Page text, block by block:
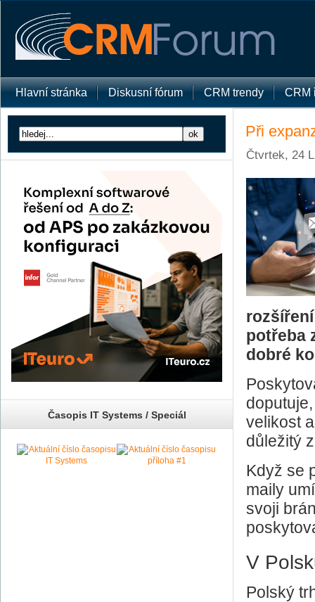
Hlavní stránka Diskusní fórum CRM trendy CRM
Časopis IT Systems / Speciál
Při
Čtvrtek, 24
potřeba
dobré
velikost
důležitý
Když se
maily
svoji
V
Polský